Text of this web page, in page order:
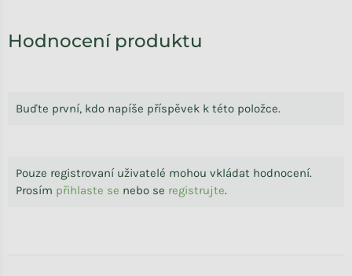
Hodnocení produktu
Buďte první, kdo napíše příspěvek k této položce.
Pouze registrovaní uživatelé mohou vkládat hodnocení.
Prosím přihlaste se nebo se registrujte.